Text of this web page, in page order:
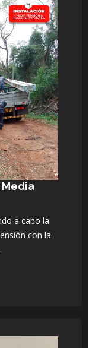
a cabo la
con la